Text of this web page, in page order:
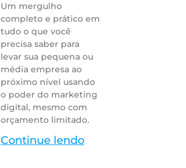
Um mergulho
completo e prático em
tudo o que você
precisa saber para
levar sua pequena ou
média empresa ao
próximo nível usando
o poder do marketing
digital, mesmo com
orçamento limitado.
Continue lendo